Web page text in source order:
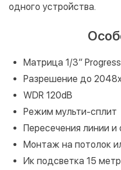
одного устройства.
Матрица 1/3”
Разрешение до
WDR 120dB
Режим мульти-сплит
Пересечения линии
Монтаж на потолок
Ик подсветка 15